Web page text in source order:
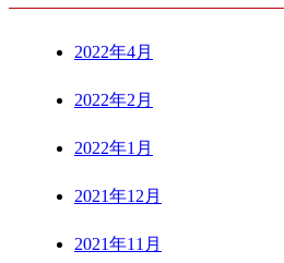
2022年4月
2022年2月
2022年1月
2021年12月
2021年11月